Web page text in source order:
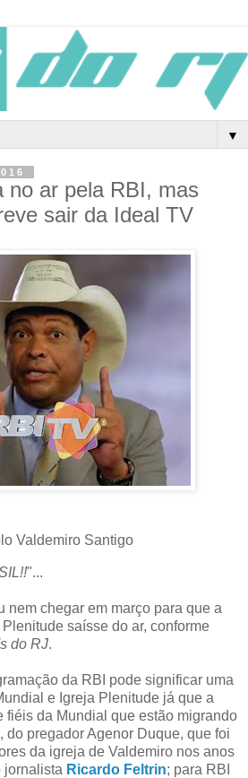
▼
no ar pela RBI, mas
sair da Ideal TV
Valdemiro Santigo
"...
nem chegar em março para que a
saísse do ar, conforme
do RJ.
da RBI pode significar uma
e Igreja Plenitude já que a
fiéis da Mundial que estão migrando
do pregador Agenor Duque, que foi
da igreja de Valdemiro nos anos
jornalista Ricardo Feltrin; para RBI